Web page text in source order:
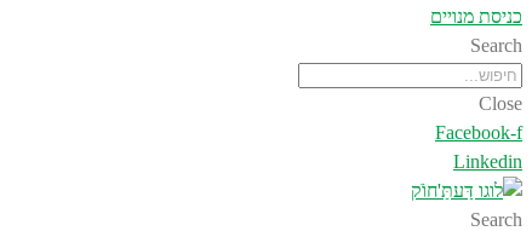
כניסת מנויים
Search
Close
Facebook-f
Linkedin
Search